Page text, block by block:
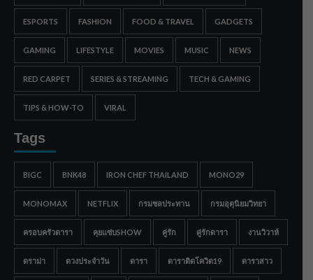
ESPORTS FASHION FOOD & TRAVEL GADGETS
GAMING LIFESTYLE MOVIES MUSIC NEWS
RED CARPET SERIES & STREAMING TECH & GAMING
TIPS & HOW-TO VIRAL
Tags
BIGC BNK48 IRON CHEF THAILAND MONO29
MONOMAX NETFLIX กรมชลประทาน กรมอุตุนิยมวิทยา
ครอบครัวดารา คุยแซ่บSHOW คู่รัก คู่รักดารา งานวิวาห์
ดราม่า ดวงประจำวัน ดารา ดาราติดโควิด19 ดาราสาว